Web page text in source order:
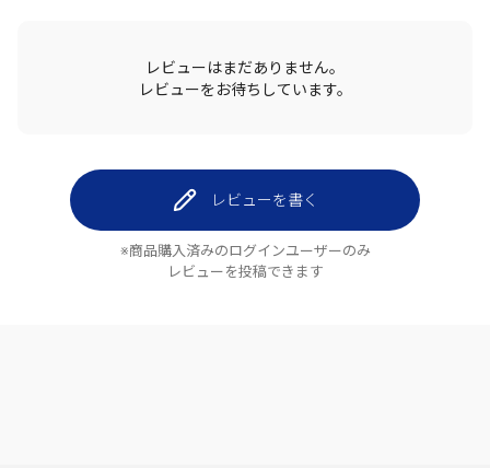
レビューはまだありません。
レビューをお待ちしています。
レビューを書く
※商品購入済みのログインユーザーのみ
レビューを投稿できます